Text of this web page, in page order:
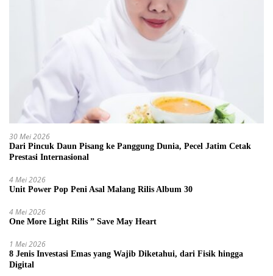
30 Mei 2026
Dari Pincuk Daun Pisang ke Panggung Dunia, Pecel Jatim Cetak
Prestasi Internasional
4 Mei 2026
Unit Power Pop Peni Asal Malang Rilis Album 30
4 Mei 2026
One More Light Rilis ” Save May Heart
1 Mei 2026
8 Jenis Investasi Emas yang Wajib Diketahui, dari Fisik hingga
Digital